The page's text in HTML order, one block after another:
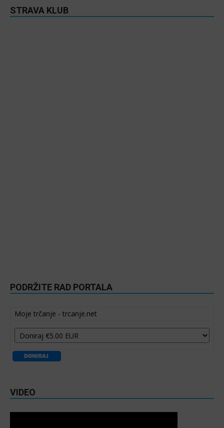
STRAVA KLUB
PODRŽITE RAD PORTALA
Moje trčanje - trcanje.net
VIDEO